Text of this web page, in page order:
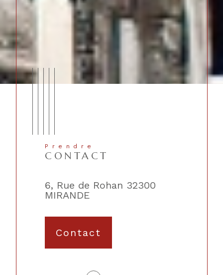
Prendre
CONTACT
6, Rue de Rohan 32300
MIRANDE
Contact